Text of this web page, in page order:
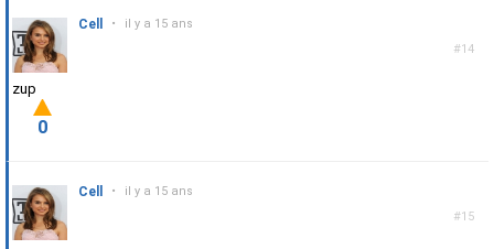
#14
Cell • il y a 15 ans
zup
0
#15
Cell • il y a 15 ans